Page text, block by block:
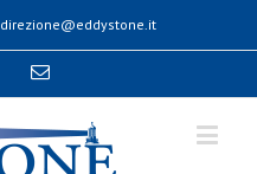
direzione@eddystone.it